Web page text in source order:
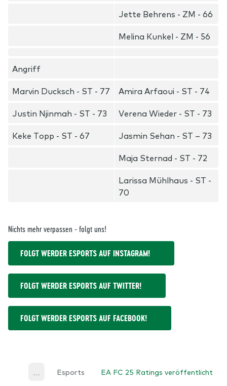
Jette Behrens - ZM - 66
Melina Kunkel - ZM - 56
Angriff
Marvin Ducksch - ST - 77
Amira Arfaoui - ST - 74
Justin Njinmah - ST - 73
Verena Wieder - ST - 73
Keke Topp - ST - 67
Jasmin Sehan - ST – 73
Maja Sternad - ST - 72
Larissa Mühlhaus - ST -
70
Nichts mehr verpassen - folgt uns!
FOLGT WERDER ESPORTS AUF INSTAGRAM!
FOLGT WERDER ESPORTS AUF TWITTER!
FOLGT WERDER ESPORTS AUF FACEBOOK!
Esports EA FC 25 Ratings veröffentlicht